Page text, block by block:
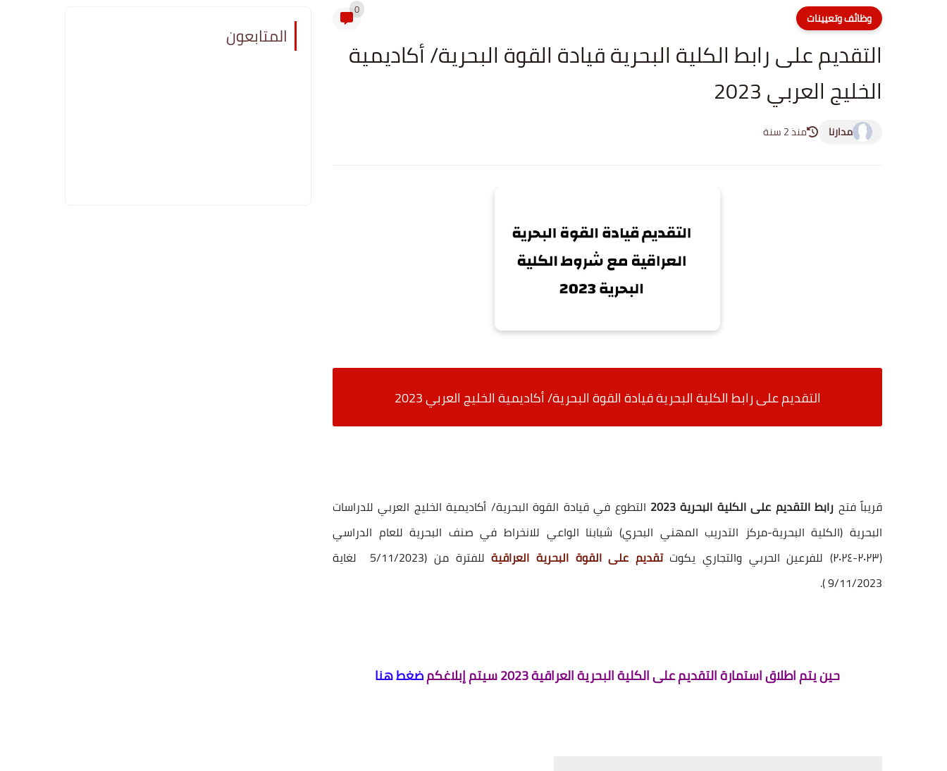
وظائف وتعيينات 0
التقديم على رابط الكلية البحرية قيادة القوة البحرية/ أكاديمية
الخليج العربي 2023
مدارنا منذ 2 سنة
التقديم على رابط الكلية البحريةقيادة القوة البحرية/ أكاديمية الخليج العربي 2023
قريباً فتح رابط التقديم على الكلية البحرية 2023
التطوع في قيادة القوة البحرية/ أكاديمية الخليج العربي للدراسات
البحرية (الكلية البحرية-مركز التدريب المهني البحري) شبابنا الواعي للانخراط في صنف البحرية للعام الدراسي
(٢٠٢٣-٢٠٢٤) للفرعين الحربي والتجاري يكوت
تقديم على القوة البحرية العراقية
للفترة من (5/11/2023 لغاية
9/11/2023 ).
حين يتم اطلاق استمارة التقديم على الكلية البحرية العراقية 2023 سيتم إبلاغكم ضغط هنا
المتابعون